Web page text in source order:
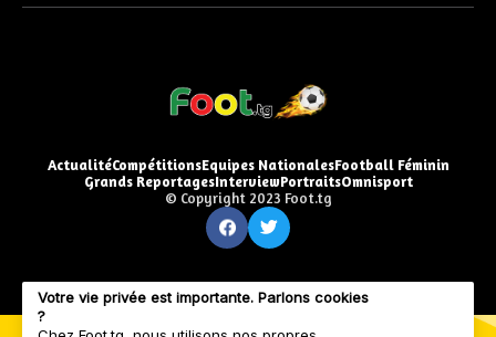
ActualitéCompétitionsEquipes NationalesFootball Féminin
Grands ReportagesInterviewPortraitsOmnisport
© Copyright 2023 Foot.tg
Votre vie privée est importante. Parlons cookies
?